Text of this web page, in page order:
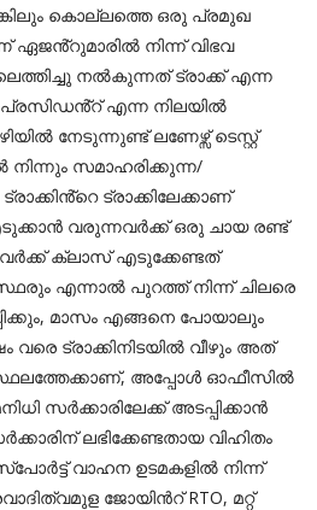
കൊല്ലത്തെ ഒരു പ്രമുഖ
നിന്ന് വിഭവ
നൽകുന്നത് ട്രാക്ക് എന്ന
എന്ന നിലയിൽ
നേടുന്നുണ്ട് ലണേഴ്സ് ടെസ്റ്റ്
നിന്നും സമാഹരിക്കുന്ന/
ട്രാക്കിലേക്കാണ്
വരുന്നവർക്ക് ഒരു ചായ രണ്ട്
ക്ലാസ് എടുക്കേണ്ടത്
എന്നാൽ പുറത്ത് നിന്ന് ചിലരെ
മാസം എങ്ങനെ പോയാലും
ട്രാക്കിനിടയിൽ വീഴും അത്
അപ്പോൾ ഓഫീസിൽ
സർക്കാരിലേക്ക് അടപ്പിക്കാൻ
ലഭിക്കേണ്ടതായ വിഹിതം
വാഹന ഉടമകളിൽ നിന്ന്
ജോയിൻറ് RTO, മറ്റ്